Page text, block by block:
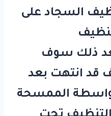
السجاد على
بعد ذلك سوف
قد انتهت بعد
الممسحة